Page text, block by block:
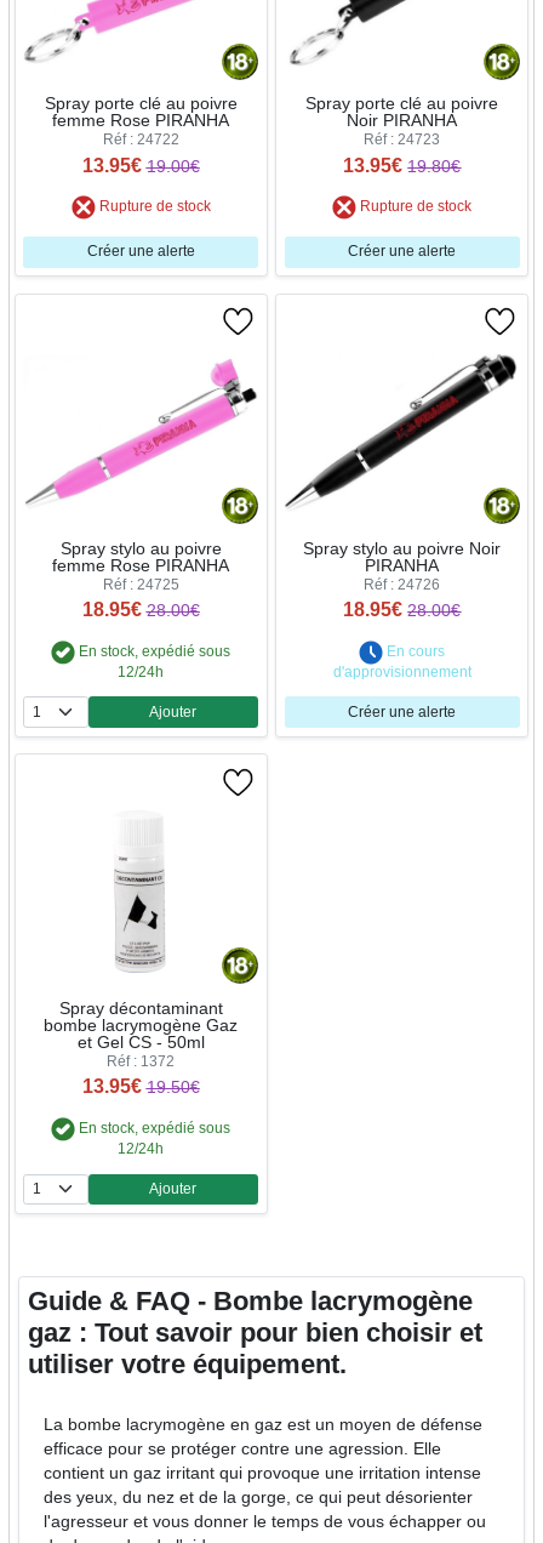
Spray porte clé au poivre
femme Rose PIRANHA
Réf : 24722
13.95€ 19.00€
Rupture de stock
Créer une alerte
Spray porte clé au poivre
Noir PIRANHA
Réf : 24723
13.95€ 19.80€
Rupture de stock
Créer une alerte
Spray stylo au poivre
femme Rose PIRANHA
Réf : 24725
18.95€ 28.00€
En stock, expédié sous
12/24h
Quantité
Ajouter
Spray stylo au poivre Noir
PIRANHA
Réf : 24726
18.95€ 28.00€
En cours
d'approvisionnement
Créer une alerte
Spray décontaminant
bombe lacrymogène Gaz
et Gel CS - 50ml
Réf : 1372
13.95€ 19.50€
En stock, expédié sous
12/24h
Quantité
Ajouter
Guide & FAQ - Bombe lacrymogène
gaz : Tout savoir pour bien choisir et
utiliser votre équipement.
La bombe lacrymogène en gaz est un moyen de défense
efficace pour se protéger contre une agression. Elle
contient un gaz irritant qui provoque une irritation intense
des yeux, du nez et de la gorge, ce qui peut désorienter
l'agresseur et vous donner le temps de vous échapper ou